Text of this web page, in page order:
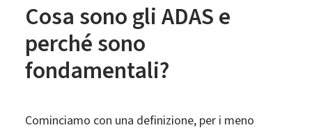
Cosa sono gli ADAS e
perché sono
fondamentali?
Cominciamo con una definizione, per i meno